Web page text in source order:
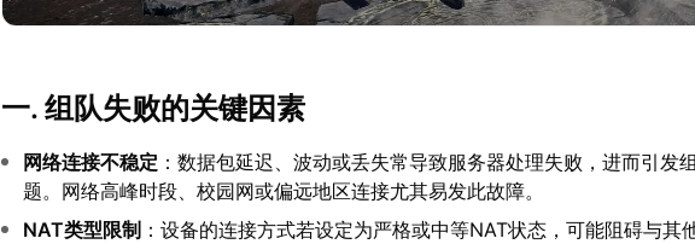
一. 组队失败的关键因素
网络连接不稳定 ：数据包延迟、波动或丢失常导致服务器处理失败，进而引发
题。网络高峰时段、校园网或偏远地区连接尤其易发此故障。
NAT类型限制 ：设备的连接方式若设定为严格或中等NAT状态，可能阻碍与其